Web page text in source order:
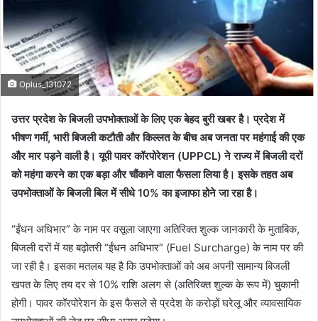
Oplus_131072
उत्तर प्रदेश के बिजली उपभोक्ताओं के लिए एक बेहद बुरी खबर है। प्रदेश में
भीषण गर्मी, भारी बिजली कटौती और किल्लत के बीच अब जनता पर महंगाई की एक
और मार पड़ने वाली है। यूपी पावर कॉरपोरेशन (UPPCL) ने राज्य में बिजली दरों
को महंगा करने का एक बड़ा और चौंकाने वाला फैसला लिया है। इसके तहत अब
उपभोक्ताओं के बिजली बिल में सीधे 10% का इजाफा होने जा रहा है।
“ईंधन अधिभार” के नाम पर वसूला जाएगा अतिरिक्त शुल्क जानकारी के मुताबिक,
बिजली दरों में यह बढ़ोतरी “ईंधन अधिभार” (Fuel Surcharge) के नाम पर की
जा रही है। इसका मतलब यह है कि उपभोक्ताओं को अब अपनी सामान्य बिजली
खपत के लिए तय दर से 10% राशि अलग से (अतिरिक्त शुल्क के रूप में) चुकानी
होगी। पावर कॉरपोरेशन के इस फैसले से प्रदेश के करोड़ों घरेलू और व्यावसायिक